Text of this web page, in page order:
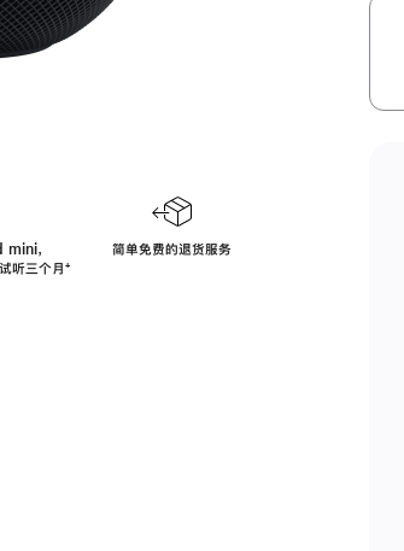
，
听三个月脚
⁺
简单免费的退货服务